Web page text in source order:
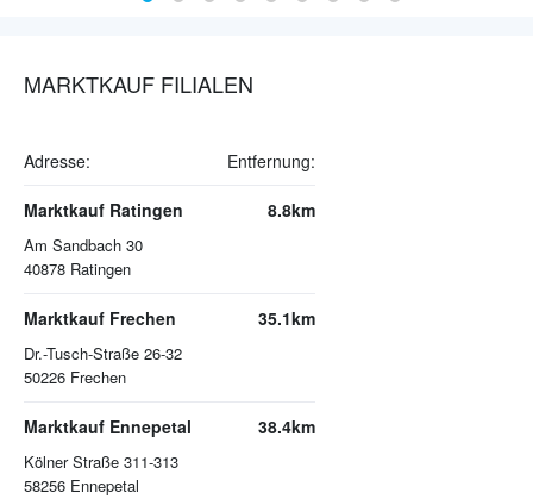
MARKTKAUF FILIALEN
Adresse: Entfernung:
Marktkauf Ratingen
Am Sandbach 30
40878 Ratingen
8.8km
Marktkauf Frechen
Dr.-Tusch-Straße 26-32
50226 Frechen
35.1km
Marktkauf Ennepetal
Kölner Straße 311-313
58256 Ennepetal
38.4km